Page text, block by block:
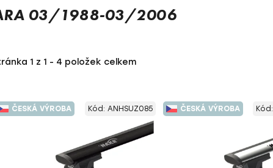
03/1988-03/2006
1 z 1 - 4 položek celkem
ČESKÁ VÝROBA Kód: ANHSUZ085 ČESKÁ VÝROBA Kód: